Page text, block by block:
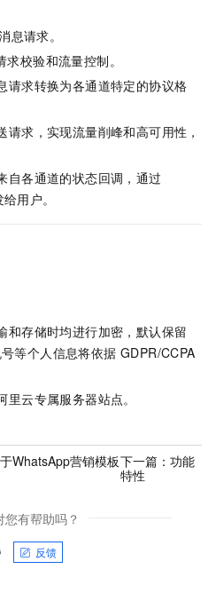
息请求。
校验和流量控制。
请求转换为各通道特定的协议格
求，实现流量削峰和高可用性，
自各通道的状态回调，通过
用户。
和存储时均进行加密，默认保留
等个人信息将依据 GDPR/CCPA
云专属服务器站点。
WhatsApp营销模板下一篇： 功能
特性
您有帮助吗？
反馈